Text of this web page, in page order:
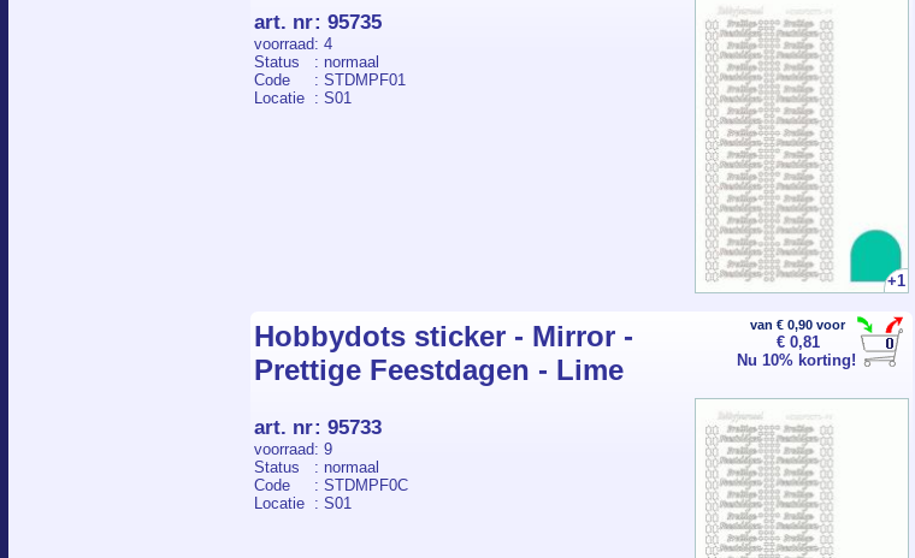
+1
art. nr: 95735
voorraad: 4
Status
: normaal
Code
: STDMPF01
Locatie
: S01
van € 0,90 voor
€ 0,81
Nu 10% korting!
Hobbydots sticker - Mirror -
Prettige Feestdagen - Lime
art. nr: 95733
voorraad: 9
Status
: normaal
Code
: STDMPF0C
Locatie
: S01